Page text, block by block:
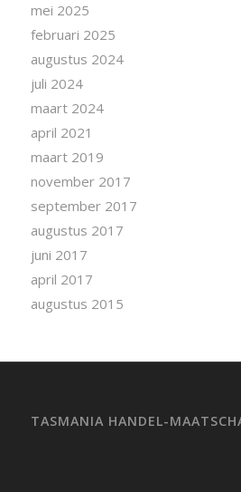
mei 2025
februari 2025
augustus 2024
juli 2024
maart 2024
april 2021
maart 2019
november 2017
september 2017
augustus 2017
juni 2017
april 2017
augustus 2015
TASMANIA HANDEL-